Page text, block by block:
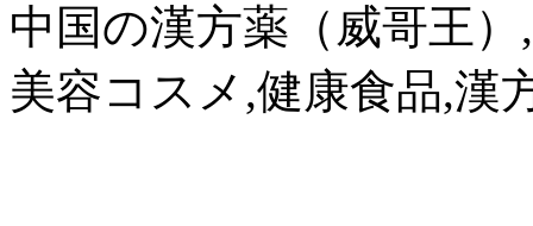
中国の漢方薬（威哥王
美容コスメ,健康食品,漢